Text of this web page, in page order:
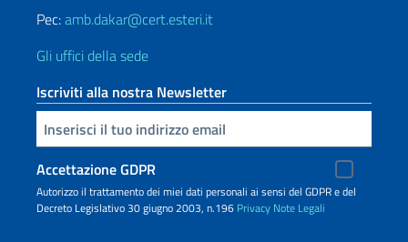
Pec:amb.dakar@cert.esteri.it
Gli uffici della sede
Iscriviti alla nostra Newsletter
Inserisci la tua email
Accettazione GDPR
Autorizzo il trattamento dei miei dati personali ai sensi del GDPR e del
Decreto Legislativo 30 giugno 2003, n.196 Privacy Note Legali